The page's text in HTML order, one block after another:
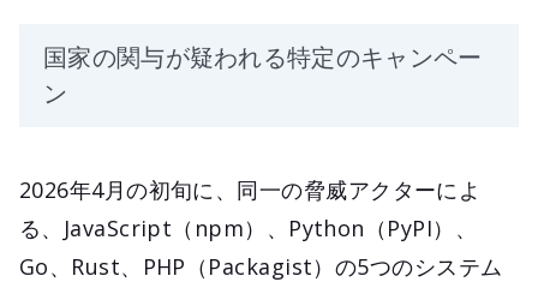
国家の関与が疑われる特定のキャンペー
ン
2026年4月の初旬に、同一の脅威アクターによ
る、JavaScript（npm）、Python（PyPI）、
Go、Rust、PHP（Packagist）の5つのシステム